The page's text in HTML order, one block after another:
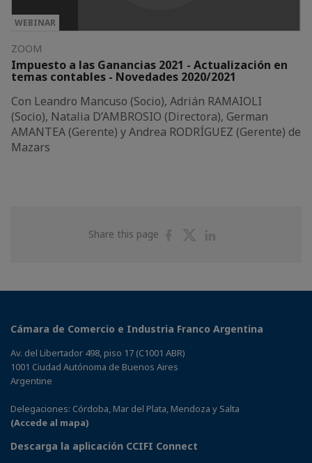
WEBINAR
ZOOM
Impuesto a las Ganancias 2021 - Actualización en
temas contables - Novedades 2020/2021
Con Leandro Mancuso (Socio), Adrián RAMAIOLI
(Socio), Natalia D’AMBROSIO (Directora), German
AMANTEA (Gerente) y Andrea RODRÍGUEZ (Gerente) de
Mazars
Share this page
ShareShare
Cámara de Comercio e Industria Franco Argentina
Av. del Libertador 498, piso 17 (C1001 ABR)
1001 Ciudad Autónoma de Buenos Aires
Argentine
Delegaciones: Córdoba, Mar del Plata, Mendoza y Salta
(Accede al mapa)
Descarga la aplicación CCIFI Connect